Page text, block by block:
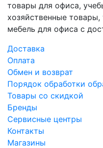
товары для офиса,
хозяйственные
мебель для офиса с
Доставка
Оплата
Обмен и возврат
Порядок обработки
Товары со скидкой
Бренды
Сервисные центры
Контакты
Магазины